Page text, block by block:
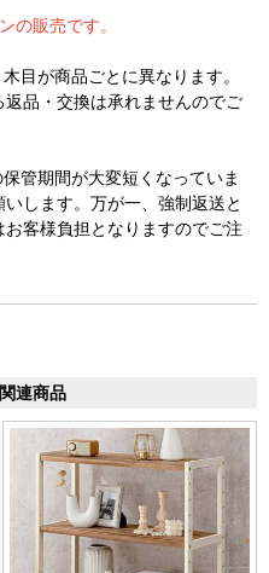
の販売です。
目が商品ごとに異なります。
品・交換は承れませんのでご
管期間が大変短くなっていま
します。万が一、強制返送と
客様負担となりますのでご注
連商品